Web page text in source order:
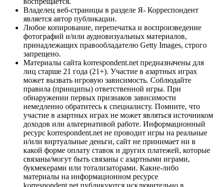
Владелец веб-страницы в разделе Я- Корреспондент
является автор публикации.
Любое копирование, перепечатка и воспроизведение
фотографий и/или аудиовизуальных материалов,
принадлежащих правообладателю Getty Images, строго
запрещено.
Материалы сайта korrespondent.net предназначены для
лиц старше 21 года (21+). Участие в азартных играх
может вызвать игровую зависимость. Соблюдайте
правила (принципы) ответственной игры. При
обнаружении первых признаков зависимости
немедленно обратитесь к специалисту. Помните, что
участие в азартных играх не может являться источником
доходов или альтернативой работе. Информационный
ресурс korrespondent.net не проводит игры на реальные
и/или виртуальные деньги, сайт не принимает ни в
какой форме оплату ставок и других платежей, которые
связаны/могут быть связаны с азартными играми,
букмекерами или тотализаторами. Какие-либо
материалы на информационном ресурсе
korrespondent.net публикуются исключительно в